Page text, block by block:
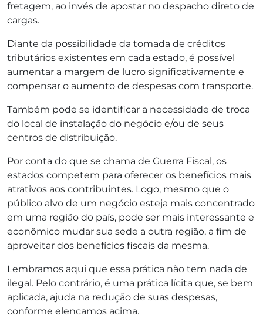
fretagem, ao invés de apostar no despacho direto de
cargas.
Diante da possibilidade da tomada de créditos
tributários existentes em cada estado, é possível
aumentar a margem de lucro significativamente e
compensar o aumento de despesas com transporte.
Também pode se identificar a necessidade de troca
do local de instalação do negócio e/ou de seus
centros de distribuição.
Por conta do que se chama de Guerra Fiscal, os
estados competem para oferecer os benefícios mais
atrativos aos contribuintes. Logo, mesmo que o
público alvo de um negócio esteja mais concentrado
em uma região do país, pode ser mais interessante e
econômico mudar sua sede a outra região, a fim de
aproveitar dos benefícios fiscais da mesma.
Lembramos aqui que essa prática não tem nada de
ilegal. Pelo contrário, é uma prática lícita que, se bem
aplicada, ajuda na redução de suas despesas,
conforme elencamos acima.